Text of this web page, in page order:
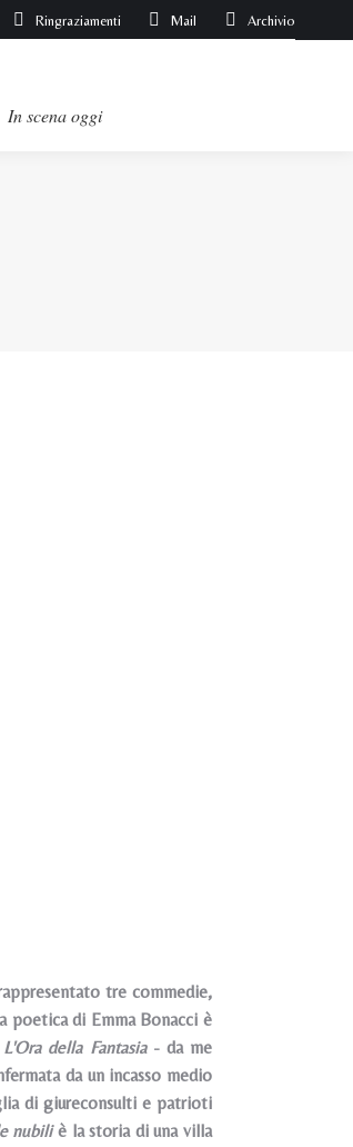
Ringraziamenti Mail Archivio
In scena oggi
tre commedie,
poetica di Emma Bonacci è
della Fantasia- da me
da un incasso medio
di giureconsulti e patrioti
nubiliè la storia di una villa